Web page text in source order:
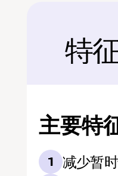
特
主要特
1 减少暂